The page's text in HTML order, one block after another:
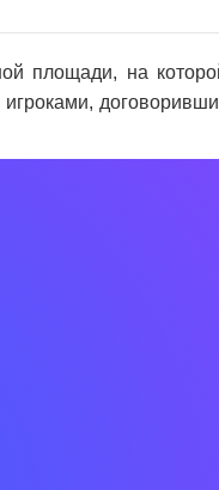
площади, на